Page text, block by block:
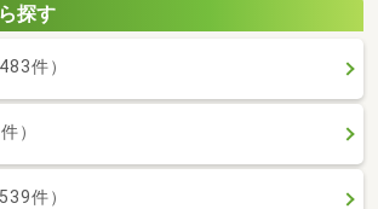
探す
件）
）
件）